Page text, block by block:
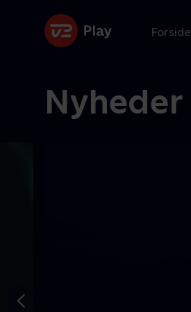
Forside
Nyheder
Gå til